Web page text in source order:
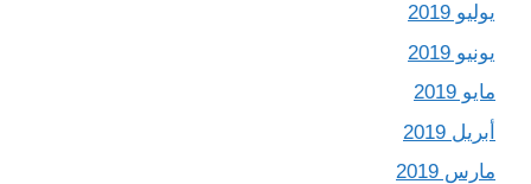
يوليو 2019
يونيو 2019
مايو 2019
أبريل 2019
مارس 2019